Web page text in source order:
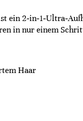
ein
in nur einem
Haar